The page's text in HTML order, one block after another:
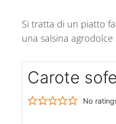
Si tratta di un piatto
una salsina
Carote
No